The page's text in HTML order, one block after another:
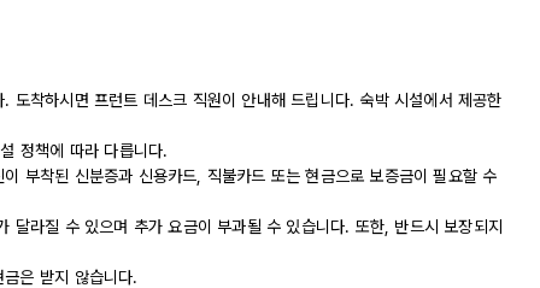
도착하시면 프런트 데스크 직원이 안내해 드립니다. 숙박 시설에서 제공한
정책에 따라 다릅니다.
부착된 신분증과 신용카드, 직불카드 또는 현금으로 보증금이 필요할 수
달라질 수 있으며 추가 요금이 부과될 수 있습니다. 또한, 반드시 보장되지
은 받지 않습니다.